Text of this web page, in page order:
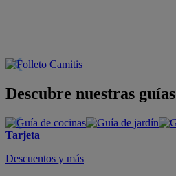
Descubre nuestras guías
Tarjeta
Descuentos y más